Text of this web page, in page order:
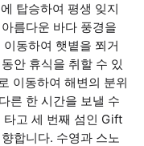
탑승하여 평생 잊지
름다운 바다 풍경을
동하여 햇볕을 쬐거
안 휴식을 취할 수 있
이동하여 해변의 분위
른 한 시간을 보낼 수
타고 세 번째 섬인 Gift
합니다. 수영과 스노